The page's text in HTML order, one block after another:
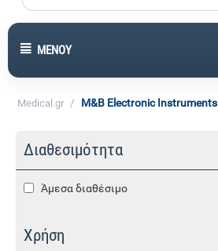
ΜΕΝΟΎ
Medical.gr / M&B Electronic Instruments
Διαθεσιμότητα
Άμεσα διαθέσιμο
Χρήση